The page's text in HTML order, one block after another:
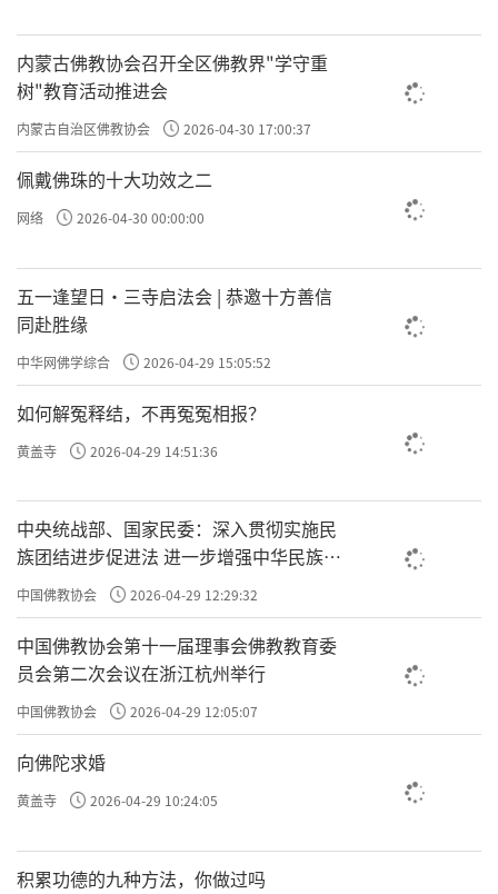
《旸岭清修》将情绪带入更深处。山外狂风昼
夜吼，百花尽折；山内一句佛号，从清晨念到
黑夜。饮水栖衡，一箪一瓢，他却怡然自得。
当外境再如何变化，一个人若真能守住这一句
佛号，便已在纷乱之中立住了根本。后来传老
说：那三年，是他离佛最近的时候。
内蒙古佛教协会召开全区佛教界"学守重
树"教育活动推进会
内蒙古自治区佛教协会 2026-04-30 17:00:37
佩戴佛珠的十大功效之二
网络 2026-04-30 00:00:00
五一逢望日・三寺启法会 | 恭邀十方善信
同赴胜缘
中华网佛学综合 2026-04-29 15:05:52
如何解冤释结，不再冤冤相报？
黄盖寺 2026-04-29 14:51:36
中央统战部、国家民委：深入贯彻实施民
族团结进步促进法 进一步增强中华民族凝
聚力向心力
中国佛教协会 2026-04-29 12:29:32
中国佛教协会第十一届理事会佛教教育委
员会第二次会议在浙江杭州举行
中国佛教协会 2026-04-29 12:05:07
向佛陀求婚
黄盖寺 2026-04-29 10:24:05
积累功德的九种方法，你做过吗